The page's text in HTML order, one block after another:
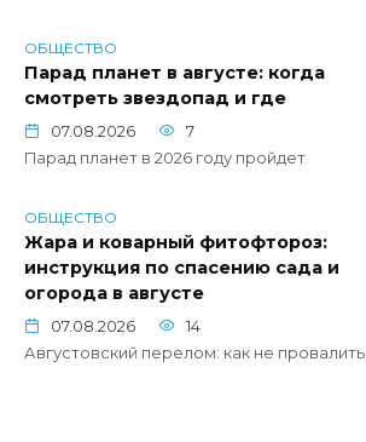
ОБЩЕСТВО
Парад планет в августе: когда
смотреть звездопад и где
07.08.2026
7
Парад планет в 2026 году пройдет
ОБЩЕСТВО
Жара и коварный фитофтороз:
инструкция по спасению сада и
огорода в августе
07.08.2026
14
Августовский перелом: как не провалить